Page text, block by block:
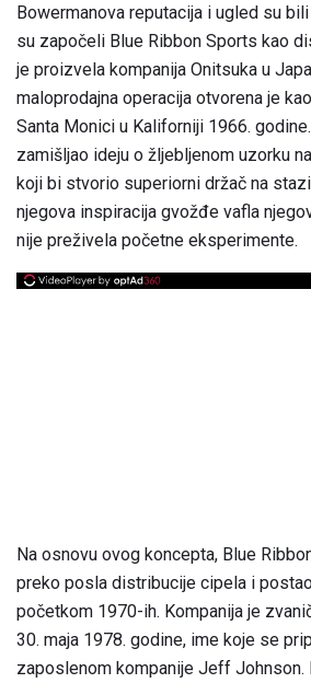
Bowermanova reputacija i ugled su
su započeli Blue Ribbon Sports kao
je proizvela kompanija Onitsuka u
maloprodajna operacija otvorena je
Santa Monici u Kaliforniji 1966.
zamišljao ideju o žljebljenom uzorku
koji bi stvorio superiorni držač na
njegova inspiracija gvožđe vafla
nije preživela početne eksperimente.
Na osnovu ovog koncepta, Blue
preko posla distribucije cipela i
početkom 1970-ih. Kompanija je
30. maja 1978. godine, ime koje se
zaposlenom kompanije Jeff Johnson.